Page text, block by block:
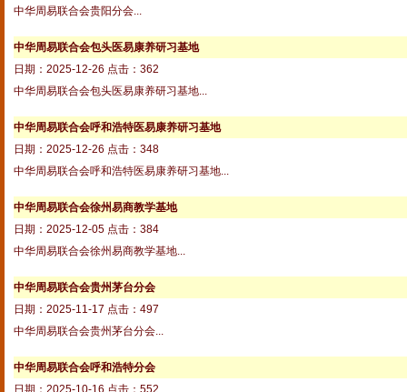
中华周易联合会贵阳分会...
中华周易联合会包头医易康养研习基地
日期：2025-12-26 点击：362
中华周易联合会包头医易康养研习基地...
中华周易联合会呼和浩特医易康养研习基地
日期：2025-12-26 点击：348
中华周易联合会呼和浩特医易康养研习基地...
中华周易联合会徐州易商教学基地
日期：2025-12-05 点击：384
中华周易联合会徐州易商教学基地...
中华周易联合会贵州茅台分会
日期：2025-11-17 点击：497
中华周易联合会贵州茅台分会...
中华周易联合会呼和浩特分会